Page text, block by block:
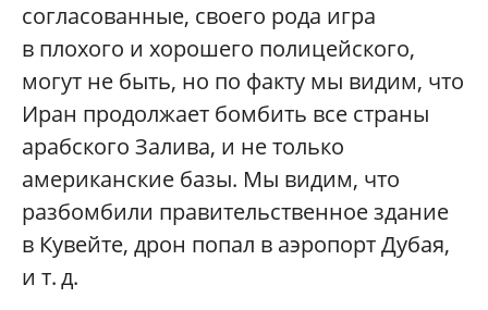
согласованные, своего рода игра
в плохого и хорошего полицейского,
могут не быть, но по факту мы видим, что
Иран продолжает бомбить все страны
арабского Залива, и не только
американские базы. Мы видим, что
разбомбили правительственное здание
в Кувейте, дрон попал в аэропорт Дубая,
и т. д.